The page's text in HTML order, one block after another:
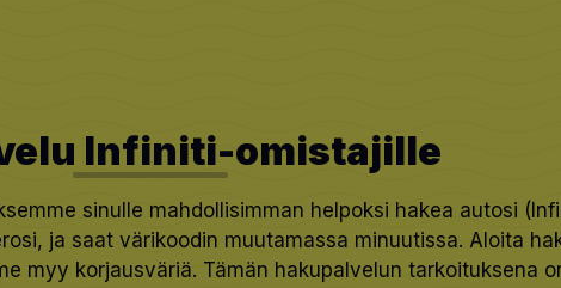
Infiniti-omistajille
sinulle mahdollisimman helpoksi hakea autosi
ja saat värikoodin muutamassa minuutissa. Aloita
myy korjausväriä. Tämän hakupalvelun tarkoituksena